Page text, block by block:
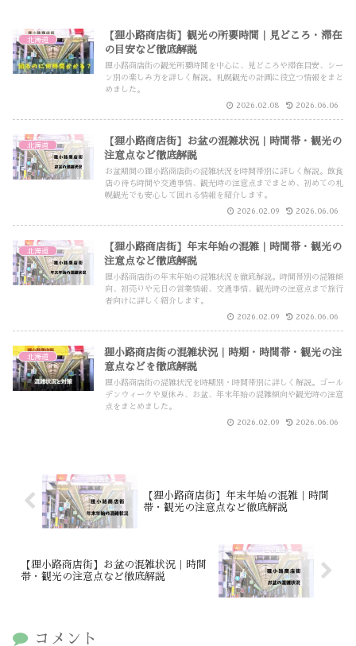
北海道
【狸小路商店街】観光の所要時間｜見どころ・滞在
の目安など徹底解説
狸小路商店街の観光所要時間を中心に、見どころや滞在目安、シー
ン別の楽しみ方を詳しく解説。札幌観光の計画に役立つ情報をまと
めました。
2026.02.08 2026.06.06
北海道
【狸小路商店街】お盆の混雑状況｜時間帯・観光の
注意点など徹底解説
お盆期間の狸小路商店街の混雑状況を時間帯別に詳しく解説。飲食
店の待ち時間や交通事情、観光時の注意点までまとめ、初めての札
幌観光でも安心して回れる情報を紹介します。
2026.02.09 2026.06.06
北海道
【狸小路商店街】年末年始の混雑｜時間帯・観光の
注意点など徹底解説
狸小路商店街の年末年始の混雑状況を徹底解説。時間帯別の混雑傾
向、初売りや元日の営業情報、交通事情、観光時の注意点まで旅行
者向けに詳しく紹介します。
2026.02.09 2026.06.06
北海道
狸小路商店街の混雑状況｜時期・時間帯・観光の注
意点などを徹底解説
狸小路商店街の混雑状況を時期別・時間帯別に詳しく解説。ゴール
デンウィークや夏休み、お盆、年末年始の混雑傾向や観光時の注意
点をまとめました。
2026.02.09 2026.06.06
【狸小路商店街】年末年始の混雑｜時間
帯・観光の注意点など徹底解説
【狸小路商店街】お盆の混雑状況｜時間
帯・観光の注意点など徹底解説
コメント